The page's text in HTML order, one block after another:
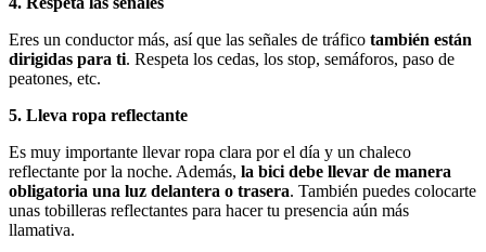
Eres un conductor más, así que las señales de tráfico también están
dirigidas para ti. Respeta los cedas, los stop, semáforos, paso de
peatones, etc.
5. Lleva ropa reflectante
Es muy importante llevar ropa clara por el día y un chaleco
reflectante por la noche. Además, la bici debe llevar de manera
obligatoria una luz delantera o trasera. También puedes colocarte
unas tobilleras reflectantes para hacer tu presencia aún más
llamativa.